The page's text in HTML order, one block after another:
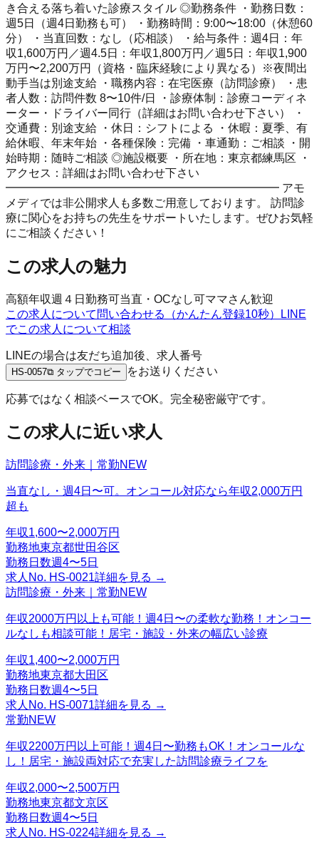
き合える落ち着いた診療スタイル ◎勤務条件 ・勤務日数：
週5日（週4日勤務も可） ・勤務時間：9:00〜18:00（休憩60
分） ・当直回数：なし（応相談） ・給与条件：週4日：年
収1,600万円／週4.5日：年収1,800万円／週5日：年収1,900
万円〜2,200万円（資格・臨床経験により異なる）※夜間出
動手当は別途支給 ・職務内容：在宅医療（訪問診療） ・患
者人数：訪問件数 8〜10件/日 ・診療体制：診療コーディネ
ーター・ドライバー同行（詳細はお問い合わせ下さい） ・
交通費：別途支給 ・休日：シフトによる ・休暇：夏季、有
給休暇、年末年始 ・各種保険：完備 ・車通勤：ご相談 ・開
始時期：随時ご相談 ◎施設概要 ・所在地：東京都練馬区 ・
アクセス：詳細はお問い合わせ下さい
━━━━━━━━━━━━━━━━━━━━━━━━ アモ
メディでは非公開求人も多数ご用意しております。 訪問診
療に関心をお持ちの先生をサポートいたします。ぜひお気軽
にご相談ください！
この求人の魅力
高額年収週４日勤務可当直・OCなし可ママさん歓迎
この求人について問い合わせる（かんたん登録10秒）
LINE
でこの求人について相談
LINEの場合は友だち追加後、求人番号
HS-0057⧉ タップでコピー をお送りください
応募ではなく相談ベースでOK。完全秘密厳守です。
この求人に近い求人
訪問診療・外来｜常勤NEW
当直なし・週4日〜可。オンコール対応なら年収2,000万円
超も
年収1,600〜2,000万円
勤務地東京都世田谷区
勤務日数週4〜5日
求人No. HS-0021詳細を見る →
訪問診療・外来｜常勤NEW
年収2000万円以上も可能！週4日〜の柔軟な勤務！オンコー
ルなしも相談可能！居宅・施設・外来の幅広い診療
年収1,400〜2,000万円
勤務地東京都大田区
勤務日数週4〜5日
求人No. HS-0071詳細を見る →
常勤NEW
年収2200万円以上可能！週4日〜勤務もOK！オンコールな
し！居宅・施設両対応で充実した訪問診療ライフを
年収2,000〜2,500万円
勤務地東京都文京区
勤務日数週4〜5日
求人No. HS-0224詳細を見る →